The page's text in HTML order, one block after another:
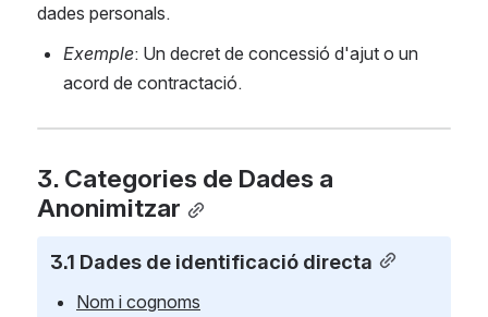
dades personals.
Exemple: Un decret de concessió d'ajut o un
acord de contractació.
3. Categories de Dades a
Anonimitzar
3.1 Dades de identificació directa
Nom i cognoms